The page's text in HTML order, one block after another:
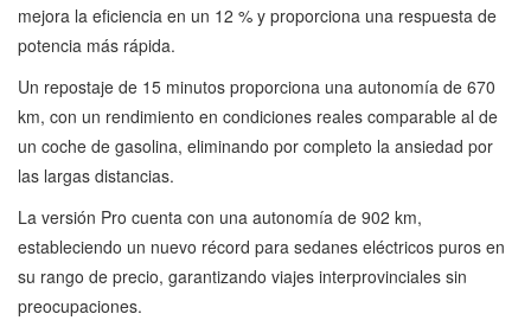
mejora la eficiencia en un 12 % y proporciona una respuesta de
potencia más rápida.
Un repostaje de 15 minutos proporciona una autonomía de 670
km, con un rendimiento en condiciones reales comparable al de
un coche de gasolina, eliminando por completo la ansiedad por
las largas distancias.
La versión Pro cuenta con una autonomía de 902 km,
estableciendo un nuevo récord para sedanes eléctricos puros en
su rango de precio, garantizando viajes interprovinciales sin
preocupaciones.